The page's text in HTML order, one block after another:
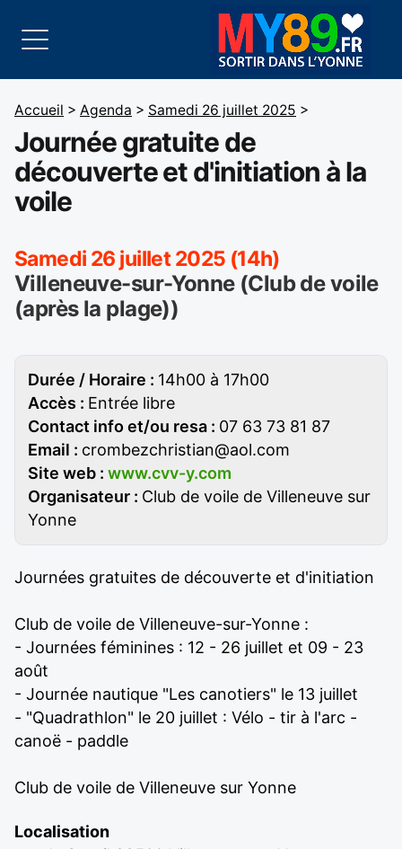
Accueil > Agenda > Samedi 26 juillet 2025 >
Journée gratuite de
découverte et d'initiation à la
voile
Samedi 26 juillet 2025 (14h)
Villeneuve-sur-Yonne (Club de voile
(après la plage))
Durée / Horaire : 14h00 à 17h00
Accès : Entrée libre
Contact info et/ou resa : 07 63 73 81 87
Email : crombezchristian@aol.com
Site web : www.cvv-y.com
Organisateur : Club de voile de Villeneuve sur
Yonne
Journées gratuites de découverte et d'initiation
Club de voile de Villeneuve-sur-Yonne :
- Journées féminines : 12 - 26 juillet et 09 - 23
août
- Journée nautique "Les canotiers" le 13 juillet
- "Quadrathlon" le 20 juillet : Vélo - tir à l'arc -
canoë - paddle
Club de voile de Villeneuve sur Yonne
Localisation